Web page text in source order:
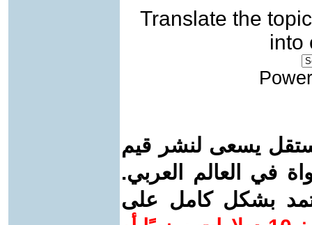
Translate the topic
into
يسعى لنشر قيم
في العالم العربي.
بشكل كامل على